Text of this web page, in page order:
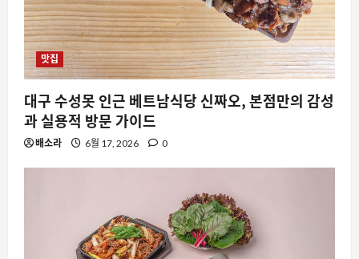
맛집
대구 수성못 인근 베트남식당 신짜오, 본점만의 감성
과 실용적 방문 가이드
배소라 6월 17, 2026 0